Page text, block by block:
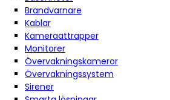
Brandvarnare
Kablar
Kameraattrapper
Monitorer
Övervakningskameror
Övervakningssystem
Sirener